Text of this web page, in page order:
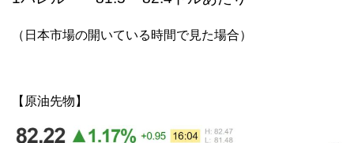
（日本市場の開いている時間で見た場合）
【原油先物】